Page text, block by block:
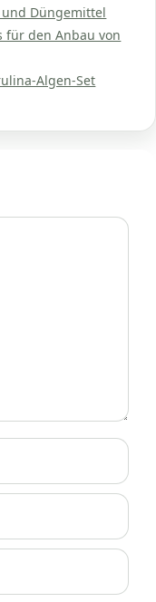
Düngemittel
für den Anbau von
Algen-Set